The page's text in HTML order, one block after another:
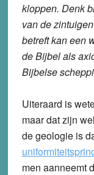
kloppen. Denk
van de
betreft kan een
de Bijbel als
Bijbelse
Uiteraard is
maar dat zijn
de geologie is
men aanneemt